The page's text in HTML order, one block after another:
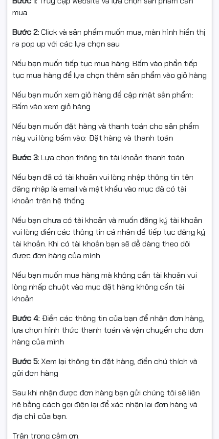
Bảo Hành và Chính Sách Tại
CNC COMPUTER
Bảo hành: 12 tháng hoặc đến khi in hết mực lần đầu
Giá bán đã bao gồm thuế VAT, không bao gồm phí lắp
đặt và vận chuyển
Hà Nội
Ship COD toàn quốc (Viettel, giao hàng nhanh, giao
Thanh toán khi nhận hàng
Sản phẩm được bảo vệ tối đa trong bao bì nhiều lớp
Có chính sách giá đặc biệt dành cho Đại lý phân phối
Xerox P355D/M355DF/P365DW với chất lượng và dịch
vụ tốt nhất!
Chi tiết thông tin số kỹ thuật của sản phẩm:
Thông tin sản phẩm
mua
Bước 2:Click và sản phẩm muốn mua, màn hình hiển thị
ra pop up với các lựa chọn sau
Nếu bạn muốn tiếp tục mua hàng: Bấm vào phần tiếp
tục mua hàng để lựa chọn thêm sản phẩm vào giỏ hàng
Nếu bạn muốn xem giỏ hàng để cập nhật sản phẩm:
Bấm vào xem giỏ hàng
Nếu bạn muốn đặt hàng và thanh toán cho sản phẩm
này vui lòng bấm vào: Đặt hàng và thanh toán
Bước 3:Lựa chọn thông tin tài khoản thanh toán
Nếu bạn đã có tài khoản vui lòng nhập thông tin tên
đăng nhập là email và mật khẩu vào mục đã có tài
khoản trên hệ thống
Nếu bạn chưa có tài khoản và muốn đăng ký tài khoản
vui lòng điền các thông tin cá nhân để tiếp tục đăng ký
tài khoản. Khi có tài khoản bạn sẽ dễ dàng theo dõi
được đơn hàng của mình
Nếu bạn muốn mua hàng mà không cần tài khoản vui
lòng nhấp chuột vào mục đặt hàng không cần tài
khoản
Bước 4: Điền các thông tin của bạn để nhận đơn hàng,
lựa chọn hình thức thanh toán và vận chuyển cho đơn
hàng của mình
Bước 5:Xem lại thông tin đặt hàng, điền chú thích và
gửi đơn hàng
Sau khi nhận được đơn hàng bạn gửi chúng tôi sẽ liên
hệ bằng cách gọi điện lại để xác nhận lại đơn hàng và
địa chỉ của bạn.
Trân trọng cảm ơn.